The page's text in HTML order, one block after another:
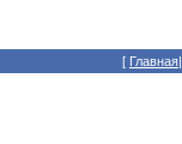
[ Главная|